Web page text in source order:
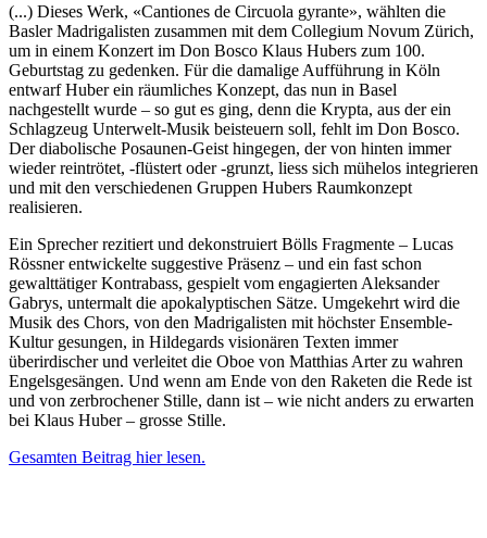
(...) Dieses Werk, «Cantiones de Circuola gyrante», wählten die
Basler Madrigalisten zusammen mit dem Collegium Novum Zürich,
um in einem Konzert im Don Bosco Klaus Hubers zum 100.
Geburtstag zu gedenken. Für die damalige Aufführung in Köln
entwarf Huber ein räumliches Konzept, das nun in Basel
nachgestellt wurde – so gut es ging, denn die Krypta, aus der ein
Schlagzeug Unterwelt-Musik beisteuern soll, fehlt im Don Bosco.
Der diabolische Posaunen-Geist hingegen, der von hinten immer
wieder reintrötet, -flüstert oder -grunzt, liess sich mühelos integrieren
und mit den verschiedenen Gruppen Hubers Raumkonzept
realisieren.
Ein Sprecher rezitiert und dekonstruiert Bölls Fragmente – Lucas
Rössner entwickelte suggestive Präsenz – und ein fast schon
gewalttätiger Kontrabass, gespielt vom engagierten Aleksander
Gabrys, untermalt die apokalyptischen Sätze. Umgekehrt wird die
Musik des Chors, von den Madrigalisten mit höchster Ensemble-
Kultur gesungen, in Hildegards visionären Texten immer
überirdischer und verleitet die Oboe von Matthias Arter zu wahren
Engelsgesängen. Und wenn am Ende von den Raketen die Rede ist
und von zerbrochener Stille, dann ist – wie nicht anders zu erwarten
bei Klaus Huber – grosse Stille.
Gesamten Beitrag hier lesen.